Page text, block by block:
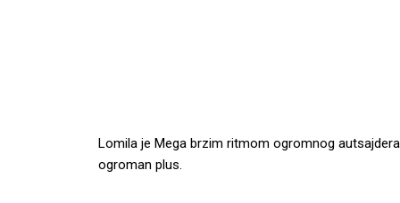
Lomila je Mega brzim ritmom ogromnog
ogroman plus.